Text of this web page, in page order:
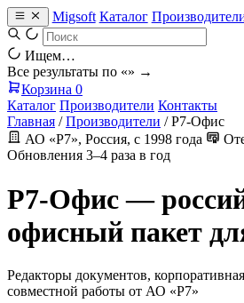
Migsoft Каталог
Ищем…
Все результаты по «» →
Корзина 0
Каталог Производители Контакты
Главная / Производители / Р7-Офис
АО «Р7», Россия, с 1998 года
Обновления 3–4 раза в год
Р7-Офис —
офисный пакет
Редакторы документов,
совместной работы от АО «Р7»